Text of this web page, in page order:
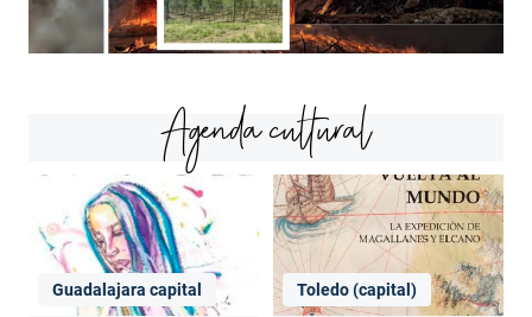
Agenda cultural
Guadalajara capital Toledo (capital)